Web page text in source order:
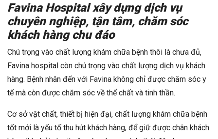
Favina Hospital xây dựng dịch vụ
chuyên nghiệp, tận tâm, chăm sóc
khách hàng chu đáo
Chú trọng vào chất lượng khám chữa bệnh thôi là chưa đủ,
Favina hospital còn chú trọng vào chất lượng dịch vụ khách
hàng. Bệnh nhân đến với Favina không chỉ được chăm sóc y
tế mà còn được chăm sóc về thể chất và tinh thần.
Cơ sở vật chất, thiết bị hiện đại, chất lượng khám chữa bệnh
tốt mới là yếu tố thu hút khách hàng, để giữ được chân khách